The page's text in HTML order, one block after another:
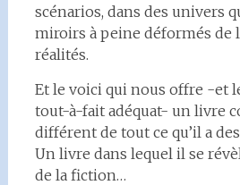
scénarios, dans des univers
miroirs à peine déformés de
réalités.
Et le voici qui nous offre -et
tout-à-fait adéquat- un livre
différent de tout ce qu’il a
Un livre dans lequel il se
de la fiction…